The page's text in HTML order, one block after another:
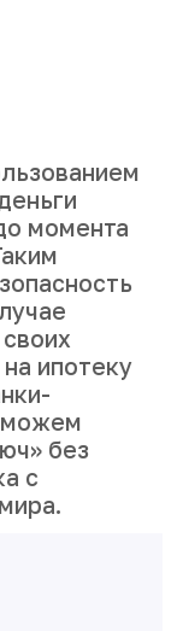
момента
ипотеку
можем
без
с